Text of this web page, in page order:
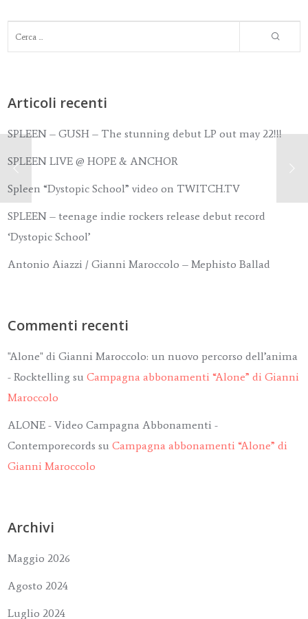
Articoli recenti
SPLEEN – GUSH – The stunning debut LP out may 22!!!
SPLEEN LIVE @ HOPE & ANCHOR
Spleen “Dystopic School” video on TWITCH.TV
SPLEEN – teenage indie rockers release debut record
‘Dystopic School’
Antonio Aiazzi / Gianni Maroccolo – Mephisto Ballad
Commenti recenti
"Alone" di Gianni Maroccolo: un nuovo percorso dell’anima
- Rocktelling suCampagna abbonamenti “Alone” di Gianni
Maroccolo
ALONE - Video Campagna Abbonamenti -
Contemporecords suCampagna abbonamenti “Alone” di
Gianni Maroccolo
Archivi
Maggio 2026
Agosto 2024
Luglio 2024